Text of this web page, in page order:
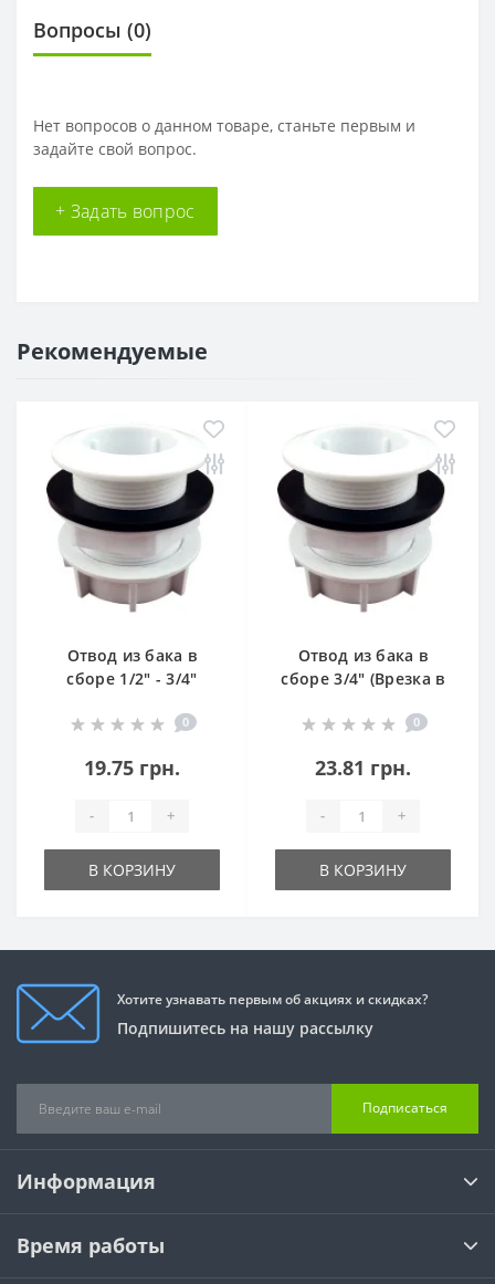
Вопросы (0)
Нет вопросов о данном товаре, станьте первым и
задайте свой вопрос.
+ Задать вопрос
Рекомендуемые
Отвод из бака в
сборе 1/2" - 3/4"
универсальная)
0
19.75 грн.
- +
В КОРЗИНУ
Отвод из бака в
сборе 3/4" (Врезка в
0
23.81 грн.
- +
В КОРЗИНУ
Хотите узнавать первым об акциях и скидках?
Подпишитесь на нашу рассылку
Подписаться
Информация
Время работы